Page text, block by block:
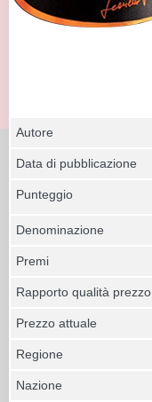
Autore
Data di pubblicazione
Punteggio
Denominazione
Premi
Rapporto qualità prezzo
Prezzo attuale
Regione
Nazione